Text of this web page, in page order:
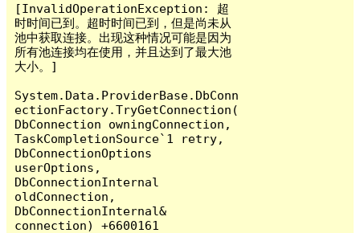
[InvalidOperationException: 超
时时间已到。超时时间已到，但是尚未从
池中获取连接。出现这种情况可能是因为
所有池连接均在使用，并且达到了最大池
大小。]
System.Data.ProviderBase.DbConn
ectionFactory.TryGetConnection(
DbConnection owningConnection,
TaskCompletionSource`1 retry,
DbConnectionOptions
userOptions,
DbConnectionInternal
oldConnection,
DbConnectionInternal&
connection) +6600161